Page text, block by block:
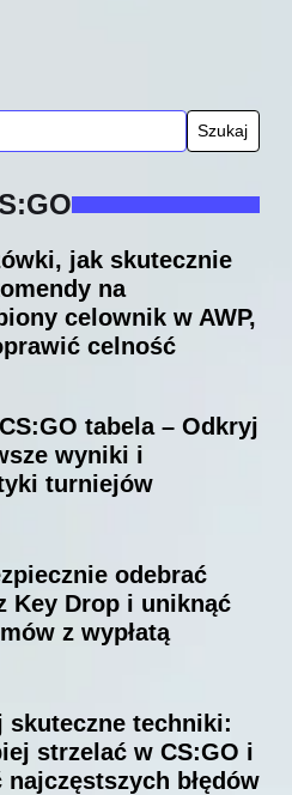
jak skutecznie
na
celownik w AWP,
celność
tabela – Odkryj
wyniki i
turniejów
odebrać
Key Drop i uniknąć
z wypłatą
skuteczne techniki:
strzelać w CS:GO i
najczęstszych błędów